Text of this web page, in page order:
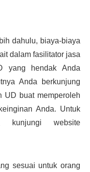
dahulu, biaya-biaya
dalam fasilitator jasa
yang hendak Anda
Anda berkunjung
UD buat memperoleh
Anda. Untuk
kunjungi website
sesuai untuk orang